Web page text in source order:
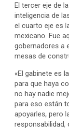
El tercer eje de
inteligencia de
el cuarto eje es
mexicano. Fue
gobernadores a
mesas de
«El gabinete es
para que haya
no hay nadie
para eso están
apoyarles, pero
responsabilidad,